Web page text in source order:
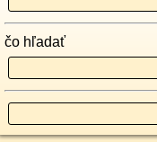
čo hľadať